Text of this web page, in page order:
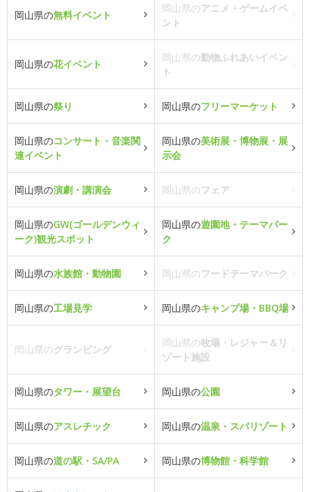
岡山県の無料イベント
岡山県のアニメ・ゲームイベ
ント
岡山県の花イベント
岡山県の動物ふれあいイベン
ト
岡山県の祭り 岡山県のフリーマーケット
岡山県のコンサート・音楽関
連イベント
岡山県の美術展・博物展・展
示会
岡山県の演劇・講演会 岡山県のフェア
岡山県のGW(ゴールデンウィ
ーク)観光スポット
岡山県の遊園地・テーマパー
ク
岡山県の水族館・動物園 岡山県のフードテーマパーク
岡山県の工場見学 岡山県のキャンプ場・BBQ場
岡山県のグランピング
岡山県の牧場・レジャー＆リ
ゾート施設
岡山県のタワー・展望台 岡山県の公園
岡山県のアスレチック 岡山県の温泉・スパリゾート
岡山県の道の駅・SA/PA 岡山県の博物館・科学館